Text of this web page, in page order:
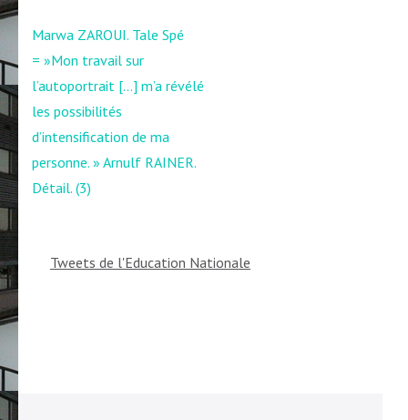
Navigation
de
l’article
Marwa ZAROUI. Tale Spé
= »Mon travail sur
l’autoportrait […] m’a révélé
les possibilités
d’intensification de ma
personne. » Arnulf RAINER.
Détail. (3)
Tweets de l'Education Nationale